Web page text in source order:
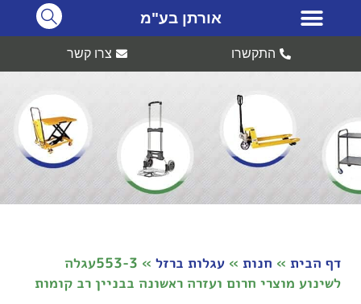
אורתן בע"מ
התקשרו צרו קשר
דף הבית » חנות » עגלות ברזל »
553-3עגלה
לשינוע מוצרי חרום ועזרה ראשונה בבניין רב קומות